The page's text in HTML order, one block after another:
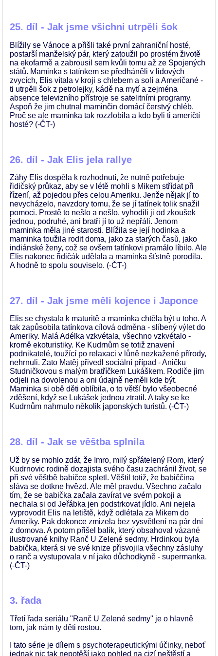
25. díl - Jak jsme všichni utrpěli šok
Blížily se Vánoce a přišli také první zahraniční hosté,
postarší manželský pár, který zatoužil po prostém životě
na ekofarmě a zabrousil sem kvůli tomu až ze Spojených
států. Maminka s tatínkem se předháněli v lidových
zvycích, Elis vítala v kroji s chlebem a solí a Američané -
ti utrpěli šok z petrolejky, kádě na mytí a zejména
absence televizního přístroje se satelitními programy.
Aspoň že jim chutnal maminčin domácí čerstvý chléb.
Proč se ale maminka tak rozzlobila a kdo byli ti američtí
hosté? (-ČT-)
26. díl - Jak Elis jela rallye
Záhy Elis dospěla k rozhodnutí, že nutně potřebuje
řidičský průkaz, aby se v létě mohli s Mikem střídat při
řízení, až pojedou přes celou Ameriku. Jenže nějak jí to
nevycházelo, navzdory tomu, že se jí tatínek tolik snažil
pomoci. Prostě to nešlo a nešlo, vyhodili ji od zkoušek
jednou, podruhé, ani bratři jí to už nepřáli. Jenom
maminka měla jiné starosti. Blížila se její hodinka a
maminka toužila rodit doma, jako za starých časů, jako
indiánské ženy, což se ovšem tatínkovi pramálo líbilo. Ale
Elis nakonec řidičák udělala a maminka šťstně porodila.
A hodně to spolu souviselo. (-ČT-)
27. díl - Jak jsme měli kojence i Japonce
Elis se chystala k maturitě a maminka chtěla být u toho. A
tak zapůsobila tatínkova cílová odměna - slíbený výlet do
Ameriky. Malá Adélka vzkvétala, všechno vzkvétalo -
kromě ekoturistiky. Ke Kudrnům se totiž znavení
podnikatelé, toužící po relaxaci v lůně nezkažené přírody,
nehrnuli. Zato Matěj přivedl sociální případ - Aničku
Studničkovou s malým bratříčkem Lukáškem. Rodiče jim
odjeli na dovolenou a oni údajně neměli kde být.
Maminka si obě děti oblíbila, o to větší bylo všeobecné
zděšení, když se Lukášek jednou ztratil. A taky se ke
Kudrnům nahrnulo několik japonských turistů. (-ČT-)
28. díl - Jak se věštba splnila
Už by se mohlo zdát, že Imro, milý spřátelený Rom, který
Kudrnovic rodině dozajista svého času zachránil život, se
při své věštbě babičce spletl. Věštil totiž, že babiččina
sláva se dotkne hvězd. Ale měl pravdu. Všechno začalo
tím, že se babička začala zavírat ve svém pokoji a
nechala si od Jeřábka jen podstrkovat jídlo. Ani nejela
vyprovodit Elis na letiště, když odlétala za Mikem do
Ameriky. Pak dokonce zmizela bez vysvětlení na pár dní
z domova. A potom přišel balík, který obsahoval vázané
ilustrované knihy Ranč U Zelené sedmy. Hrdinkou byla
babička, která si ve své knize přisvojila všechny zásluhy
o ranč a vystupovala v ní jako důchodkyně - supermanka.
(-ČT-)
3. řada
Třetí řada seriálu "Ranč U Zelené sedmy" je o hlavně
tom, jak nám ty děti rostou.
I tato série je dílem s psychoterapeutickými účinky, neboť
jednak nic tak nepotěší jako pohled na cizí neštěstí a